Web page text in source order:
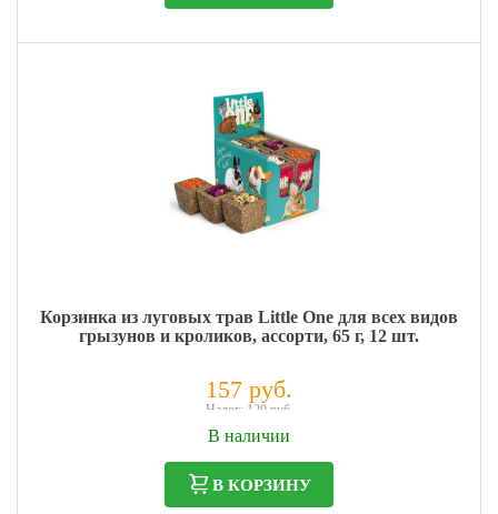
Корзинка из луговых трав Little One для всех видов
грызунов и кроликов, ассорти, 65 г, 12 шт.
157 руб.
Налог: 129 руб.
В наличии
В КОРЗИНУ